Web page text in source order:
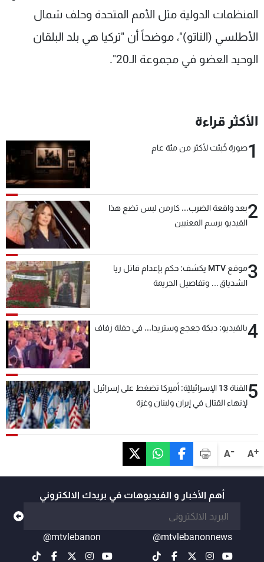
A+
A-
المنظمات الدولية مثل الأمم المتحدة وحلف شمال
الأطلسي (الناتو)"، موضحاً أن "تركيا هي بلد البلقان
الوحيد العضو في مجموعة الـ20".
الأكثر قراءة
1صورة خُبئت لأكثر من مئة عام
2بعد واقعة الضرب... كارمن لبس تضع هذا
الفيديو برسم المعنيين
3
موقع MTV يكشف: حكم بإعدام قاتل ريا
الشدياق… وتفاصيل الجريمة
4بالفيديو: دبكة جعجع وستريدا... في حفلة زفاف
5
القناة 13 الإسرائيليّة: أميركا تضغط على إسرائيل
لإنهاء القتال في إيران ولبنان وغزة
أهم الأخبار و الفيديوهات في بريدك الالكتروني
@mtvlebanonnews
@mtvlebanon